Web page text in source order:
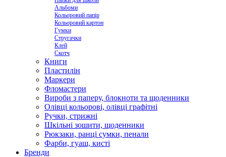
Альбоми
Кольоровий папір
Кольоровий картон
Гумки
Стругачки
Клей
Скотч
Книги
Пластилін
Маркери
Фломастери
Вироби з паперу, блокноти та щоденники
Олівці кольорові, олівці графітні
Ручки, стрижні
Шкільні зошити, щоденники
Рюкзаки, ранці сумки, пенали
Фарби, гуаш, кисті
Бренди